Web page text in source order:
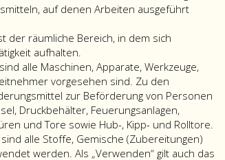
auf denen Arbeiten ausgeführt
der räumliche Bereich, in dem sich
aufhalten.
alle Maschinen, Apparate, Werkzeuge,
vorgesehen sind. Zu den
zur Beförderung von Personen
Druckbehälter, Feuerungsanlagen,
und Tore sowie Hub-, Kipp- und Rolltore.
alle Stoffe, Gemische (Zubereitungen)
werden. Als „Verwenden“ gilt auch das